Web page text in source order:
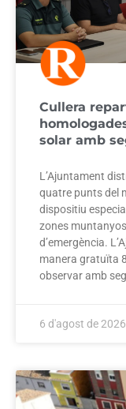
Cullera
solar amb
L’Ajuntament
quatre punts del
dispositiu
zones
d’emergència.
manera gratuïta
observar amb
6 d'agost de 2026